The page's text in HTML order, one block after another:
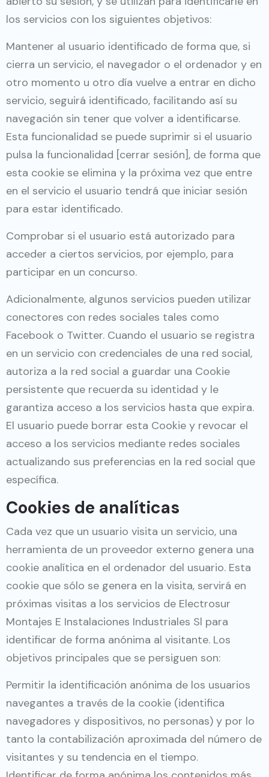
los servicios con los siguientes objetivos:
Mantener al usuario identificado de forma que, si
cierra un servicio, el navegador o el ordenador y en
otro momento u otro día vuelve a entrar en dicho
servicio, seguirá identificado, facilitando así su
navegación sin tener que volver a identificarse.
Esta funcionalidad se puede suprimir si el usuario
pulsa la funcionalidad [cerrar sesión], de forma que
esta cookie se elimina y la próxima vez que entre
en el servicio el usuario tendrá que iniciar sesión
para estar identificado.
Comprobar si el usuario está autorizado para
acceder a ciertos servicios, por ejemplo, para
participar en un concurso.
Adicionalmente, algunos servicios pueden utilizar
conectores con redes sociales tales como
Facebook o Twitter. Cuando el usuario se registra
en un servicio con credenciales de una red social,
autoriza a la red social a guardar una Cookie
persistente que recuerda su identidad y le
garantiza acceso a los servicios hasta que expira.
El usuario puede borrar esta Cookie y revocar el
acceso a los servicios mediante redes sociales
actualizando sus preferencias en la red social que
específica.
Cookies de analíticas
Cada vez que un usuario visita un servicio, una
herramienta de un proveedor externo genera una
cookie analítica en el ordenador del usuario. Esta
cookie que sólo se genera en la visita, servirá en
próximas visitas a los servicios de Electrosur
Montajes E Instalaciones Industriales Sl para
identificar de forma anónima al visitante. Los
objetivos principales que se persiguen son:
Permitir la identificación anónima de los usuarios
navegantes a través de la cookie (identifica
navegadores y dispositivos, no personas) y por lo
tanto la contabilización aproximada del número de
visitantes y su tendencia en el tiempo.